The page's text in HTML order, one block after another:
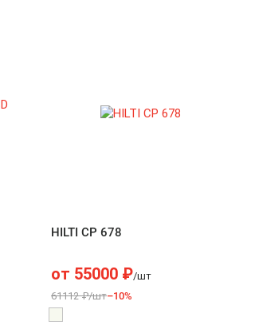
HILTI CP 678
от 55000₽/шт
61112 ₽/шт–10%